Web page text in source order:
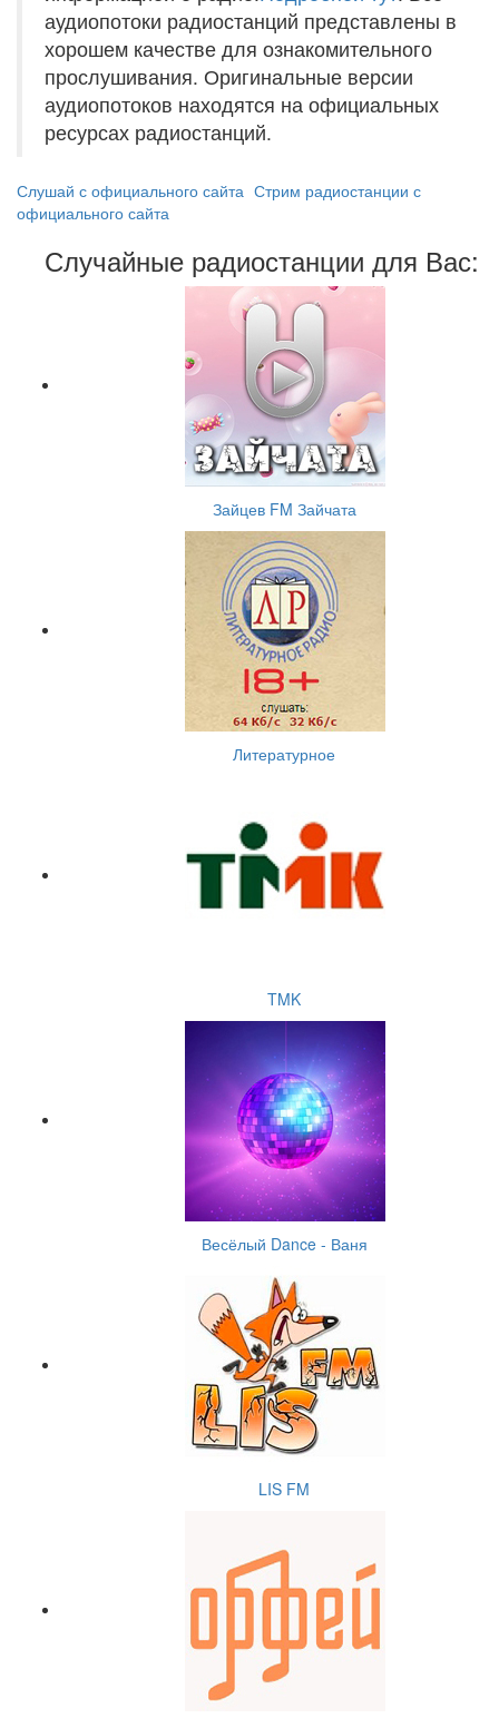
аудиопотоки радиостанций представлены в
хорошем качестве для ознакомительного
прослушивания. Оригинальные версии
аудиопотоков находятся на официальных
ресурсах радиостанций.
Слушай с официального сайта Стрим радиостанции с
официального сайта
Случайные радиостанции для Вас:
Зайцев FM Зайчата
Литературное
TMK
Весёлый Dance - Ваня
LIS FM